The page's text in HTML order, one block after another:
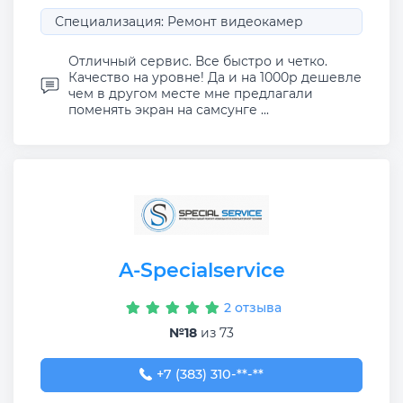
Специализация: Ремонт видеокамер
Отличный сервис. Все быстро и четко.
Качество на уровне! Да и на 1000р дешевле
чем в другом месте мне предлагали
поменять экран на самсунге ...
A-Specialservice
2 отзыва
№18 из 73
+7 (383) 310-00-40
+7 (383) 310-**-**